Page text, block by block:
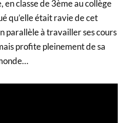
classe de 3ème au collège
qu’elle était ravie de cet
parallèle à travailler ses cours
profite pleinement de sa